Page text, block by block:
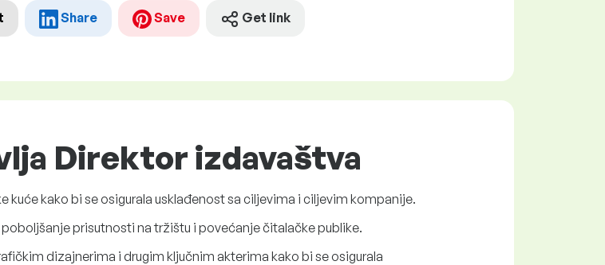
Share Save Get link
Direktor izdavaštva
kako bi se osigurala usklađenost sa ciljevima i ciljevim kompanije.
prisutnosti na tržištu i povećanje čitalačke publike.
dizajnerima i drugim ključnim akterima kako bi se osigurala